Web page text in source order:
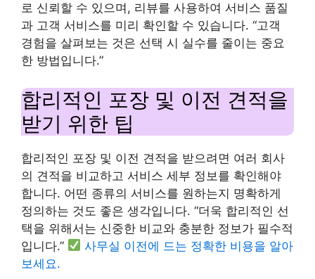
로 신뢰할 수 있으며, 리뷰를 사용하여 서비스 품질
과 고객 서비스를 미리 확인할 수 있습니다. “고객
경험을 살펴보는 것은 선택 시 실수를 줄이는 중요
한 방법입니다.”
합리적인 포장 및 이전 견적을
받기 위한 팁
합리적인 포장 및 이전 견적을 받으려면 여러 회사
의 견적을 비교하고 서비스 세부 정보를 확인해야
합니다. 어떤 종류의 서비스를 원하는지 명확하게
정의하는 것도 좋은 생각입니다. “더욱 합리적인 선
택을 위해서는 신중한 비교와 충분한 정보가 필수적
입니다.”
사무실 이전에 드는 정확한 비용을 알아
보세요.